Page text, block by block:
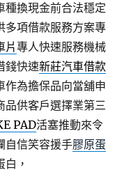
種換現金前合法穩定
多項借款服務方案專
片專人快速服務機械
錢快速新莊汽車借款
作為擔保品向當舖申
品供客戶選擇業第三
PAD活塞推動來令
自信笑容援手膠原蛋
，